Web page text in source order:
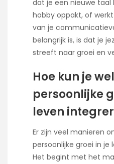
dat je een nieuwe taal
hobby oppakt, of
van je
belangrijk is, is dat je
streeft naar groei en
Hoe kun je
persoonlijke
leven
Er zijn veel manieren
persoonlijke groei in je
Het begint met het